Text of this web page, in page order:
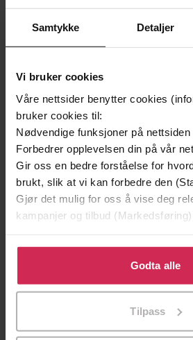
Samtykke Detaljer
Vi bruker cookies
Våre nettsider benytter cookies
bruker cookies til:
Nødvendige funksjoner på
Forbedrer opplevelsen din på vår
Gir oss en bedre forståelse for
brukt, slik at vi kan forbedre den
Gjør det mulig for oss å vise deg
kampanjer og tilbud (Markedsføring)
Klikk på «Godta alle» for å gi oss
bruke cookies for alle disse
tilpasse ditt samtykke til spesifikke
Godta alle
Tilpass
249,-
Krittmannen
C.J. Tudor
EBOK
Forfattere C.J. Tudor
(oversetter)
Forlag Cappelen Damm